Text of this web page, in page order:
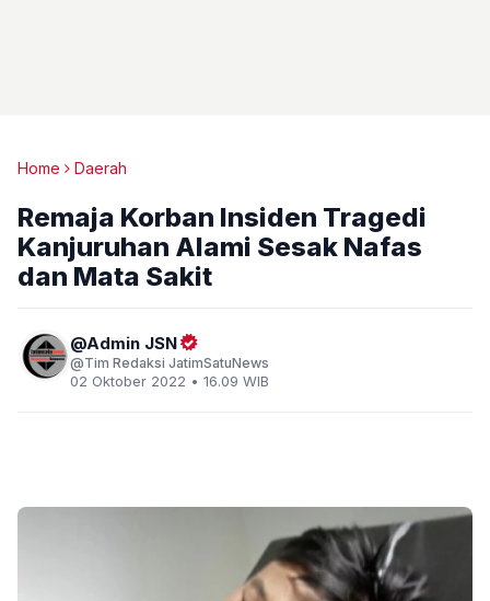
Home Daerah
Remaja Korban Insiden Tragedi
Kanjuruhan Alami Sesak Nafas
dan Mata Sakit
Admin JSN
Tim Redaksi JatimSatuNews
02 Oktober 2022 • 16.09 WIB